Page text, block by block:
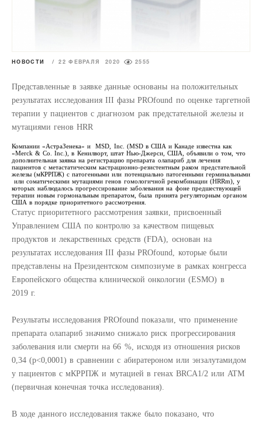
НОВОСТИ / 22 ФЕВРАЛЯ 2020 2555
Представленные в заявке данные основаны на положительных
результатах исследования III фазы PROfound по оценке таргетной
терапии у пациентов с диагнозом рак предстательной железы и
мутациями генов HRR
Компании «АстраЗенека» и MSD, Inc. (MSD в США и Канаде известна как
«Merck & Co. Inc.), в Кенилворт, штат Нью-Джерси, США, объявили о том, что
дополнительная заявка на регистрацию препарата олапариб для лечения
пациентов с метастатическим кастрационно-резистентным раком предстательной
железы (мКРРПЖ) с патогенными или потенциально патогенными герминальными
или соматическими мутациями генов гомологичной рекомбинации (HRRm), у
которых наблюдалось прогрессирование заболевания на фоне предшествующей
терапии новым гормональным препаратом, была принята регуляторным органом
США в порядке приоритетного рассмотрения.
Статус приоритетного рассмотрения заявки, присвоенный
Управлением США по контролю за качеством пищевых
продуктов и лекарственных средств (FDA), основан на
результатах исследования III фазы PROfound, которые были
представлены на Президентском симпозиуме в рамках конгресса
Европейского общества клинической онкологии (ESMO) в
2019 г.
Результаты исследования PROfound показали, что применение
препарата олапариб значимо снижало риск прогрессирования
заболевания или смерти на 66 %, исходя из отношения рисков
0,34 (p<0,0001) в сравнении с абиратероном или энзалутамидом
у пациентов с мКРРПЖ и мутацией в генах BRCA1/2 или ATM
(первичная конечная точка исследования).
В ходе данного исследования также было показано, что